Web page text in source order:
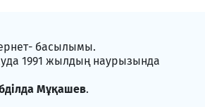
басылымы.
1991 жылдың наурызында
Мұқашев.